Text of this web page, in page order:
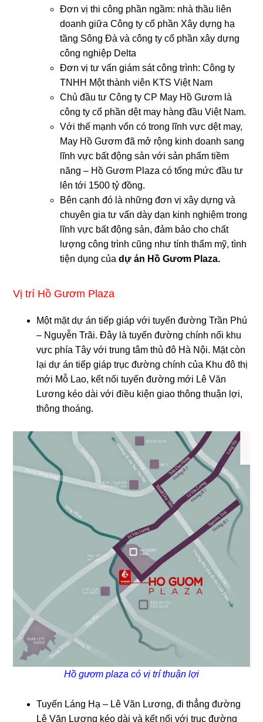
Đơn vị thi công phần ngầm: nhà thầu liên
doanh giữa Công ty cổ phần Xây dựng hạ
tầng Sông Đà và công ty cổ phần xây dựng
công nghiệp Delta
Đơn vị tư vấn giám sát công trình: Công ty
TNHH Một thành viên KTS Việt Nam
Chủ đầu tư Công ty CP May Hồ Gươm là
công ty cổ phần dệt may hàng đầu Việt Nam.
Với thế mạnh vốn có trong lĩnh vực dệt may,
May Hồ Gươm đã mở rộng kinh doanh sang
lĩnh vực bất động sản với sản phẩm tiềm
năng – Hồ Gươm Plaza có tổng mức đầu tư
lên tới 1500 tỷ đồng.
Bên cạnh đó là những đơn vị xây dựng và
chuyên gia tư vấn dày dạn kinh nghiệm trong
lĩnh vực bất động sản, đảm bảo cho chất
lượng công trình cũng như tính thẩm mỹ, tình
tiện dụng củadự án Hồ Gươm Plaza.
Vị trí Hồ Gươm Plaza
Một mặt dự án tiếp giáp với tuyến đường Trần Phú
– Nguyễn Trãi. Đây là tuyến đường chính nối khu
vực phía Tây với trung tâm thủ đô Hà Nội. Mặt còn
lại dự án tiếp giáp trục đường chính của Khu đô thị
mới Mỗ Lao, kết nối tuyến đường mới Lê Văn
Lương kéo dài với điều kiện giao thông thuận lợi,
thông thoáng.
Hồ gươm plaza có vị trí thuận lợi
Tuyến Láng Hạ – Lê Văn Lương, đi thẳng đường
Lê Văn Lương kéo dài và kết nối với trục đường